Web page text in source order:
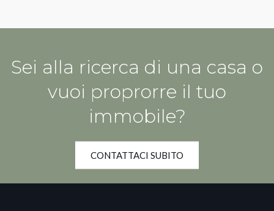
Sei alla ricerca di una casa o
vuoi proprorre il tuo
immobile?
CONTATTACI SUBITO